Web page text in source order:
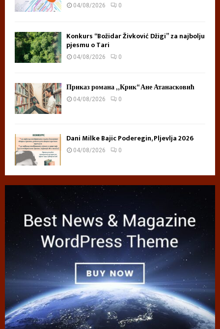
04/08/2026 0
Konkurs “Božidar Živković Džigi” za najbolju
pjesmu o Tari
04/08/2026 0
Приказ романа „Крик“ Ане Атанасковић
04/08/2026 0
Dani Milke Bajic Poderegin, Pljevlja 2026
04/08/2026 0